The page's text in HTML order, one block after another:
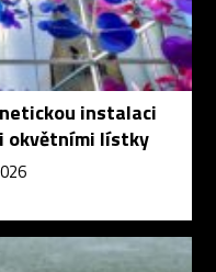
instalaci
okvětními lístky